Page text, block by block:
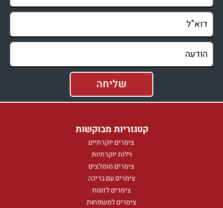
קטגוריות מבוקשות
צימרים יוקרתיים
וילות יוקרתיות
צימרים מומלצים
צימרים עם בריכה
צימרים לזוגות
צימרים למשפחות